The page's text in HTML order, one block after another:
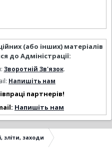
(або інших) матеріалів
до Адміністрації:
Зворотній Зв'язок.
Напишіть нам
партнерів!
Напишіть нам
зліти, заходи